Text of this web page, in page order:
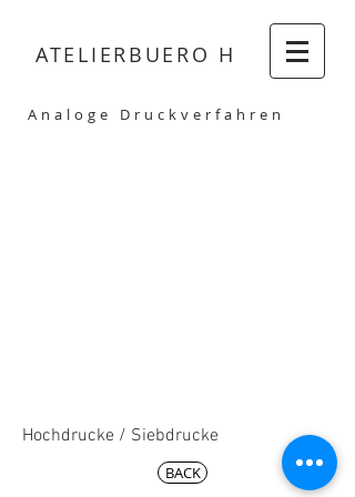
ATELIERBUERO H
Analoge Druckverfahren
Hochdrucke / Siebdrucke
BACK